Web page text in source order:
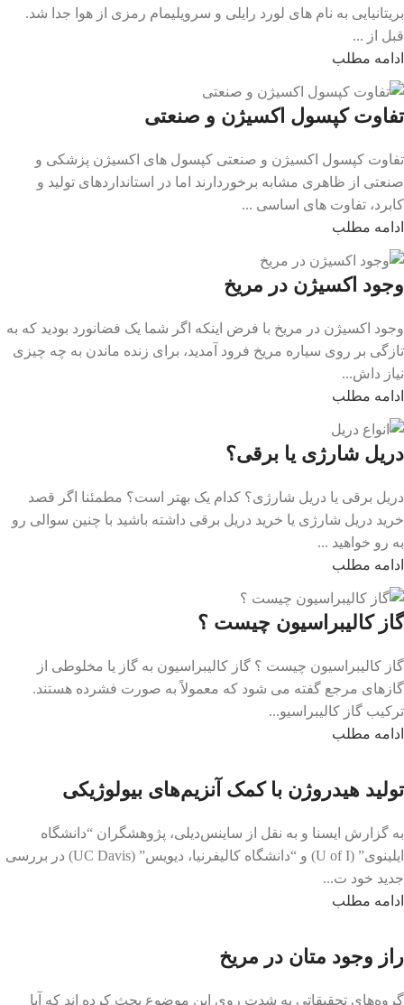
بریتانیایی به نام های لورد رایلی و سرویلیمام رمزی از هوا جدا شد.
قبل از ...
ادامه مطلب
تفاوت کپسول اکسیژن و صنعتی
تفاوت کپسول اکسیژن و صنعتی کپسول های اکسیژن پزشکی و
صنعتی از ظاهری مشابه برخوردارند اما در استانداردهای تولید و
کابرد، تفاوت های اساسی ...
ادامه مطلب
وجود اکسیژن در مریخ
وجود اکسیژن در مریخ با فرض اینکه اگر شما یک فضانورد بودید که به
تازگی بر روی سیاره مریخ فرود آمدید، برای زنده ماندن به چه چیزی
نیاز داش...
ادامه مطلب
دریل شارژی یا برقی؟
دریل برقی یا دریل شارژی؟ کدام یک بهتر است؟ مطمئنا اگر قصد
خرید دریل شارژی یا خرید دریل برقی داشته باشید با چنین سوالی رو
به‌ رو خواهید ...
ادامه مطلب
گاز کالیبراسیون چیست ؟
گاز کالیبراسیون چیست ؟ گاز کالیبراسیون به گاز یا مخلوطی از
گازهای مرجع گفته می شود که معمولاً به صورت فشرده هستند.
ترکیب گاز کالیبراسیو...
ادامه مطلب
تولید هیدروژن با کمک آنزیم‌های بیولوژیکی
به گزارش ایسنا و به نقل از ساینس‌دیلی، پژوهشگران “دانشگاه
ایلینوی” (U of I) و “دانشگاه کالیفرنیا، دیویس” (UC Davis) در بررسی
جدید خود ت...
ادامه مطلب
راز وجود متان در مریخ
گروه‌های تحقیقاتی به شدت روی این موضوع بحث کرده اند که آیا